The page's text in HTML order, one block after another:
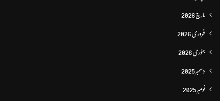
مارچ 2026
فروری 2026
جنوری 2026
دسمبر 2025
نومبر 2025